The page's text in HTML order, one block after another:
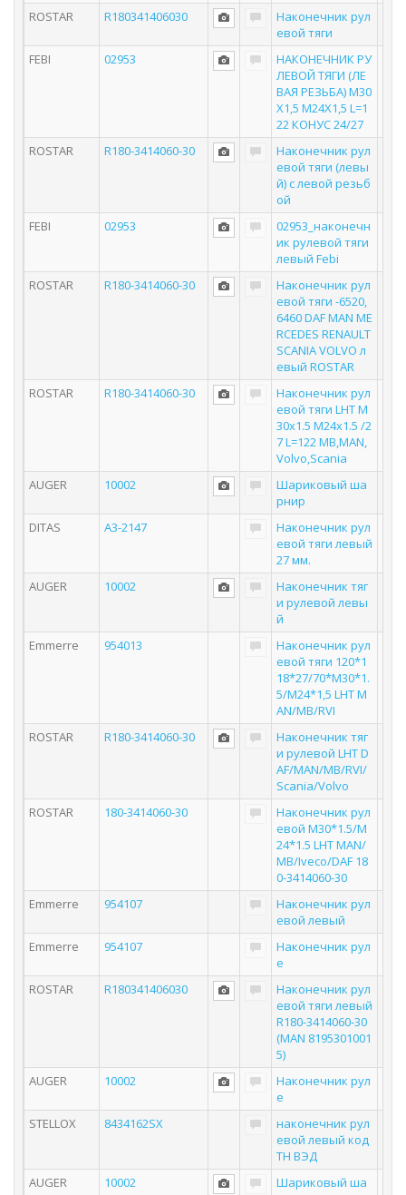
ROSTAR
R180341406030
Наконечник рул
евой тяги
FEBI
02953
НАКОНЕЧНИК РУ
ЛЕВОЙ ТЯГИ (ЛЕ
ВАЯ РЕЗЬБА) M30
X1,5 M24X1,5 L=1
22 КОНУС 24/27
ROSTAR
R180-3414060-30
Наконечник рул
евой тяги (левы
й) с левой резьб
ой
FEBI
02953
02953_наконечн
ик рулевой тяги
левый Febi
ROSTAR
R180-3414060-30
Наконечник рул
евой тяги -6520,
6460 DAF MAN ME
RCEDES RENAULT
SCANIA VOLVO л
евый ROSTAR
ROSTAR
R180-3414060-30
Наконечник рул
евой тяги LHT M
30x1.5 M24x1.5 /2
7 L=122 MB,MAN,
Volvo,Scania
AUGER
10002
Шариковый ша
рнир
DITAS
A3-2147
Наконечник рул
евой тяги левый
27 мм.
AUGER
10002
Наконечник тяг
и рулевой левы
й
Emmerre
954013
Наконечник рул
евой тяги 120*1
18*27/70*M30*1.
5/M24*1,5 LHT M
AN/MB/RVI
ROSTAR
R180-3414060-30
Наконечник тяг
и рулевой LHT D
AF/MAN/MB/RVI/
Scania/Volvo
ROSTAR
180-3414060-30
Наконечник рул
евой M30*1.5/M
24*1.5 LHT MAN/
MB/Iveco/DAF 18
0-3414060-30
Emmerre
954107
Наконечник рул
евой левый
Emmerre
954107
Наконечник рул
е
ROSTAR
R180341406030
Наконечник рул
евой тяги левый
R180-3414060-30
(MAN 8195301001
5)
AUGER
10002
Наконечник рул
е
STELLOX
8434162SX
наконечник рул
евой левый код
ТН ВЭД
AUGER
10002
Шариковый ша